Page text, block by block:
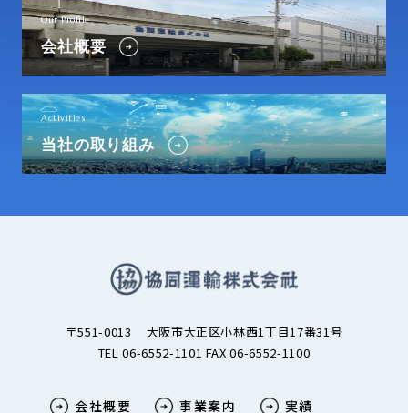
Our Profile
会社概要
Activities
当社の取り組み
〒551-0013
大阪市大正区小林西1丁目17番31号
TEL 06-6552-1101 FAX 06-6552-1100
会社概要 事業案内 実績